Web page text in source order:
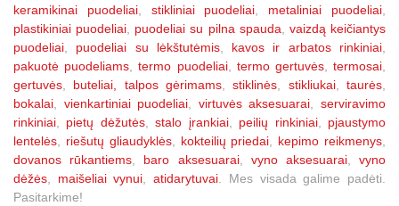
keramikinai puodeliai, stikliniai puodeliai metaliniai puodeliai
plastikiniai puodeliai
puodeliai su pilna spauda
vaizdą keičiantys
puodeliai
puodeliai su lėkštutėmis, kavos ir arbatos rinkiniai
pakuotė puodeliams ,termo puodeliai, termo gertuvės,termosai
gertuvės
buteliai, talpos gėrimams ,stiklinės stikliukai,taurės
bokalai
vienkartiniai puodeliai virtuvės aksesuarai ,serviravimo
rinkiniai
pietų dėžutės,stalo įrankiai, peilių rinkiniai, pjaustymo
lentelės
riešutų gliaudyklės, kokteilių priedai kepimo reikmenys
dovanos rūkantiems
baro aksesuarai, vyno aksesuarai,vyno
dėžės
maišeliai vynui ,atidarytuvai . Mes visada galime padėti.
Pasitarkime!